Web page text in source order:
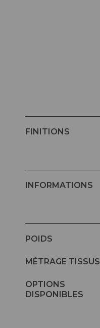
FINITIONS
INFORMATIONS
POIDS
MÉTRAGE TISSUS
OPTIONS
DISPONIBLES